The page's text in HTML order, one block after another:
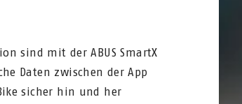
sind mit der ABUS SmartX
Daten zwischen der App
sicher hin und her